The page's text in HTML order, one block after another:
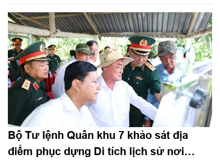
lệnh Quân khu 7 và đồng chí Nguyễn Văn Quyết, Ủy viên Ban
Chấp hành Trung ương Đảng, Bí thư Tỉnh ủy, Bí thư Đảng ủy
Quân sự tỉnh đồng chủ trì hội nghị.
Bộ Tư lệnh Quân khu 7 khảo sát địa
điểm phục dựng Di tích lịch sử nơi